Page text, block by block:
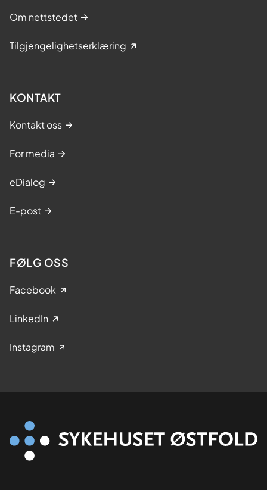
Om nettstedet
Tilgjengelighetserklæring
KONTAKT
Kontakt oss
For media
eDialog
E-post
FØLG OSS
Facebook
LinkedIn
Instagram